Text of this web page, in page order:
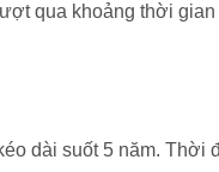
qua khoảng thời
dài suốt 5 năm. Thời